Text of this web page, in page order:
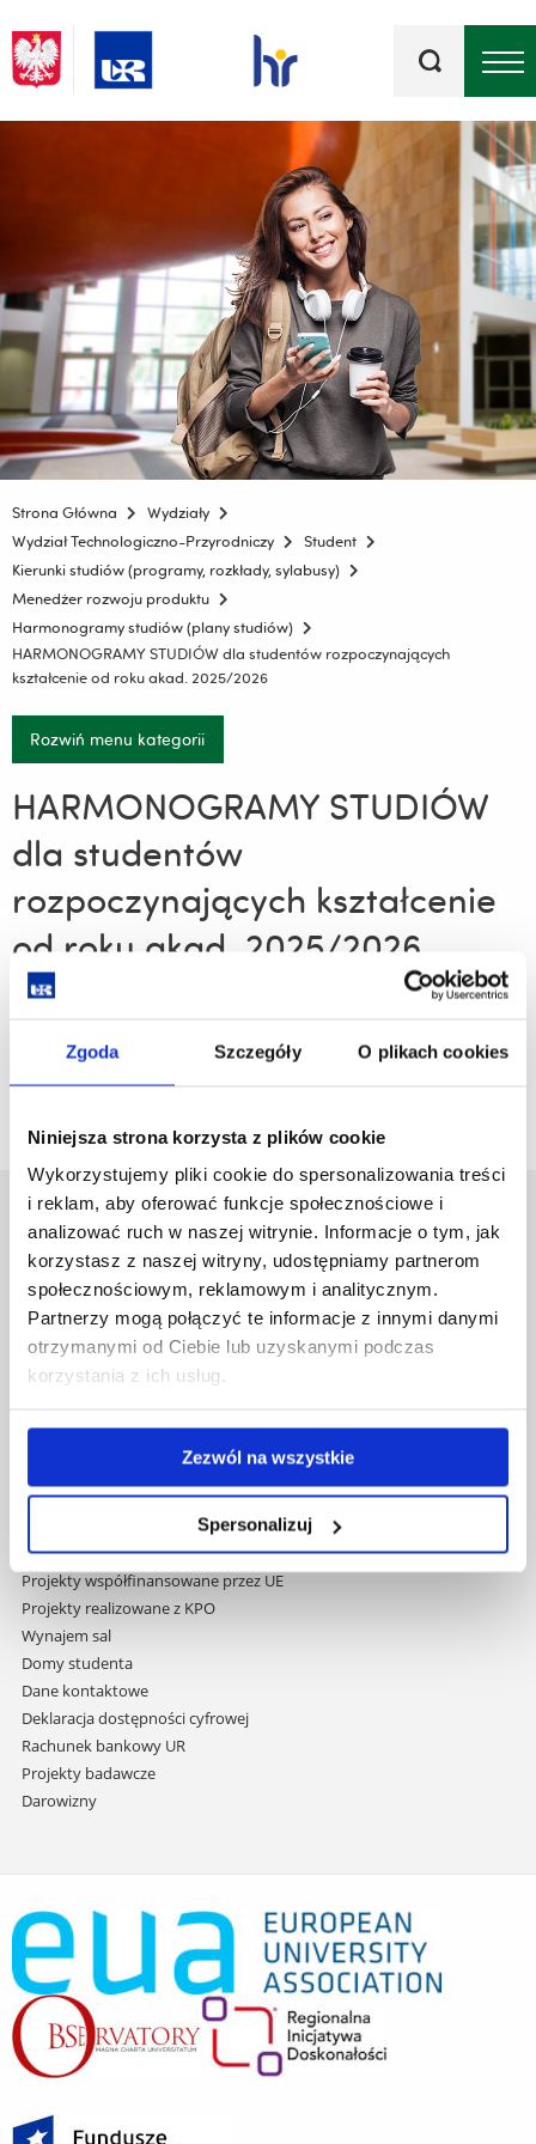
Zgoda Szczegóły O plikach cookies
Niniejsza strona korzysta z plików cookie
Wykorzystujemy pliki cookie do spersonalizowania treści
i reklam, aby oferować funkcje społecznościowe i
analizować ruch w naszej witrynie. Informacje o tym, jak
korzystasz z naszej witryny, udostępniamy partnerom
społecznościowym, reklamowym i analitycznym.
Partnerzy mogą połączyć te informacje z innymi danymi
otrzymanymi od Ciebie lub uzyskanymi podczas
korzystania z ich usług.
Zezwól na wszystkie
Spersonalizuj
kluczowe
Strona Główna
Wydziały
Wydział Technologiczno-Przyrodniczy
Student
Kierunki studiów (programy, rozkłady, sylabusy)
Menedżer rozwoju produktu
Harmonogramy studiów (plany studiów)
HARMONOGRAMY STUDIÓW dla studentów rozpoczynających
kształcenie od roku akad. 2025/2026
Rozwiń menu kategorii
HARMONOGRAMY STUDIÓW
dla studentów
rozpoczynających kształcenie
od roku akad. 2025/2026
stopnia rozpoczynające się od roku akademickiego
Uniwersytet Rzeszowski
Al. Tadeusza Rejtana 16C
35-959 Rzeszów
Pomiń
nawigację
do
Polityka prywatności
Mapa serwisu
Biblioteka
Praca na UR
Fundusze strukturalne
Projekty współfinansowane przez UE
Projekty realizowane z KPO
Wynajem sal
Domy studenta
Dane kontaktowe
Deklaracja dostępności cyfrowej
Rachunek bankowy UR
Projekty badawcze
Darowizny